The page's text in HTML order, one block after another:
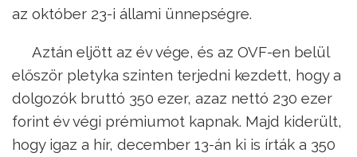
az október 23-i állami ünnepségre.
Aztán eljött az év vége, és az OVF-en belül
először pletyka szinten terjedni kezdett, hogy a
dolgozók bruttó 350 ezer, azaz nettó 230 ezer
forint év végi prémiumot kapnak. Majd kiderült,
hogy igaz a hír, december 13-án ki is írták a 350